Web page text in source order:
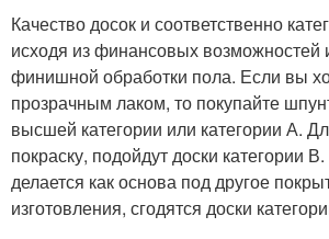
Качество досок и соответственно
исходя из финансовых возможностей
финишной обработки пола. Если вы
прозрачным лаком, то покупайте
высшей категории или категории А.
покраску, подойдут доски категории
делается как основа под другое
изготовления, сгодятся доски